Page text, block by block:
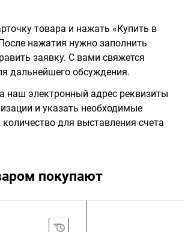
товара и нажать «Купить в
нажатия нужно заполнить
заявку. С вами свяжется
дальнейшего обсуждения.
наш электронный адрес реквизиты
и указать необходимые
количество для выставления счета
покупают